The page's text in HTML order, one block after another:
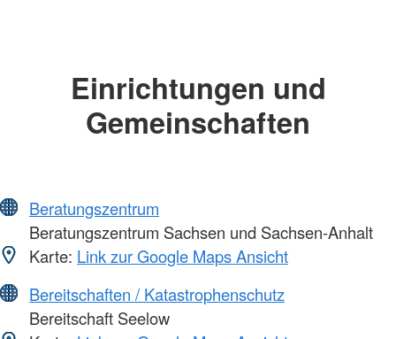
Einrichtungen und
Gemeinschaften
Beratungszentrum
Beratungszentrum Sachsen und Sachsen-Anhalt
Karte: Link zur Google Maps Ansicht
Bereitschaften / Katastrophenschutz
Bereitschaft Seelow